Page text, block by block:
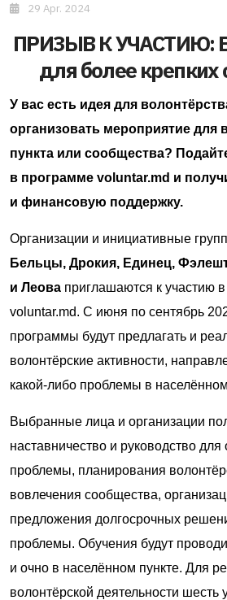
29 Apr. 2024
ПРИЗЫВ К УЧАСТИЮ:
для более крепких
У вас есть идея для
организовать мероприятие для
пункта или сообщества?
в программе voluntar.md и
и финансовую поддержку.
Организации и инициативные
Бельцы, Дрокия, Единец,
и Леова приглашаются к участию
voluntar.md. С июня по сентябрь
программы будут предлагать и
волонтёрские активности,
какой-либо проблемы в
Выбранные лица и организации
наставничество и руководство
проблемы, планирования
вовлечения сообщества,
предложения долгосрочных
проблемы. Обучения будут
и очно в населённом пункте. Для
волонтёрской деятельности шесть